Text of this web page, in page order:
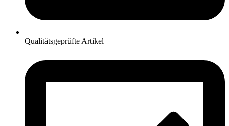
Qualitätsgeprüfte Artikel